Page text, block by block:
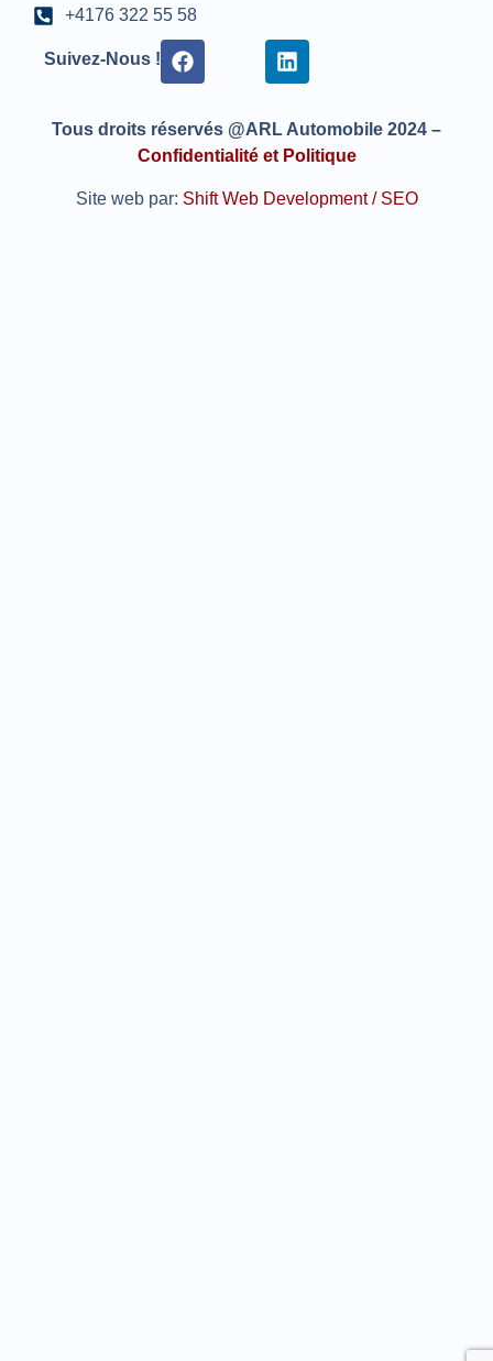
+4176 322 55 58
Suivez-Nous !
Tous droits réservés @ARL Automobile 2024 –
Confidentialité et Politique
Site web par: Shift Web Development / SEO